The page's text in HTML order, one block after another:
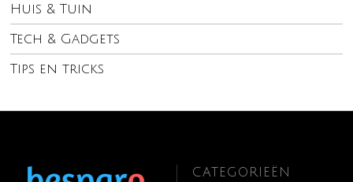
Huis & Tuin
Tech & Gadgets
Tips en tricks
CATEGORIEËN